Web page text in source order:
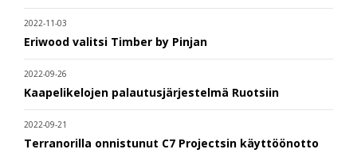
2022-11-03
Eriwood valitsi Timber by Pinjan
2022-09-26
Kaapelikelojen palautusjärjestelmä Ruotsiin
2022-09-21
Terranorilla onnistunut C7 Projectsin käyttöönotto